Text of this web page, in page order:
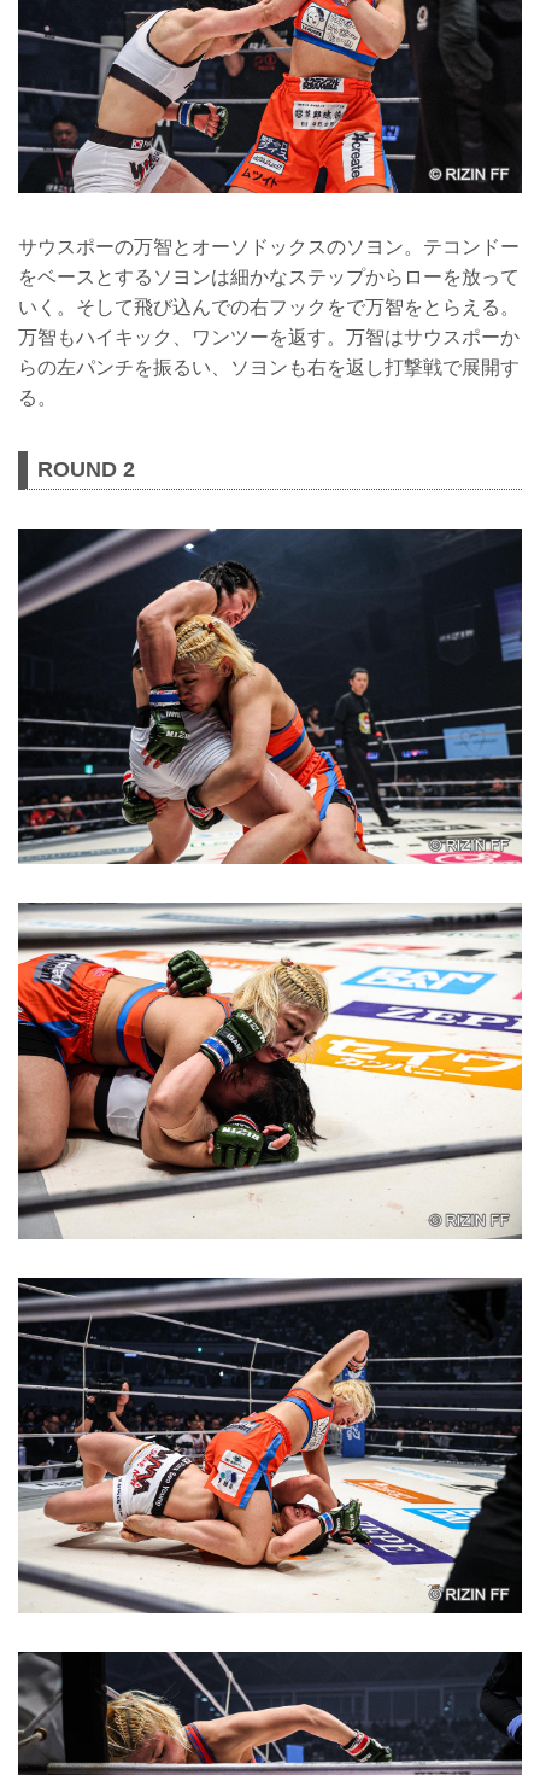
サウスポーの万智とオーソドックスのソヨン。テコンドー
をベースとするソヨンは細かなステップからローを放って
いく。そして飛び込んでの右フックをで万智をとらえる。
万智もハイキック、ワンツーを返す。万智はサウスポーか
らの左パンチを振るい、ソヨンも右を返し打撃戦で展開す
る。
ROUND 2